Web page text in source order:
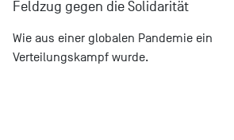
Feldzug gegen die Solidarität
Wie aus einer globalen Pandemie ein
Verteilungskampf wurde.